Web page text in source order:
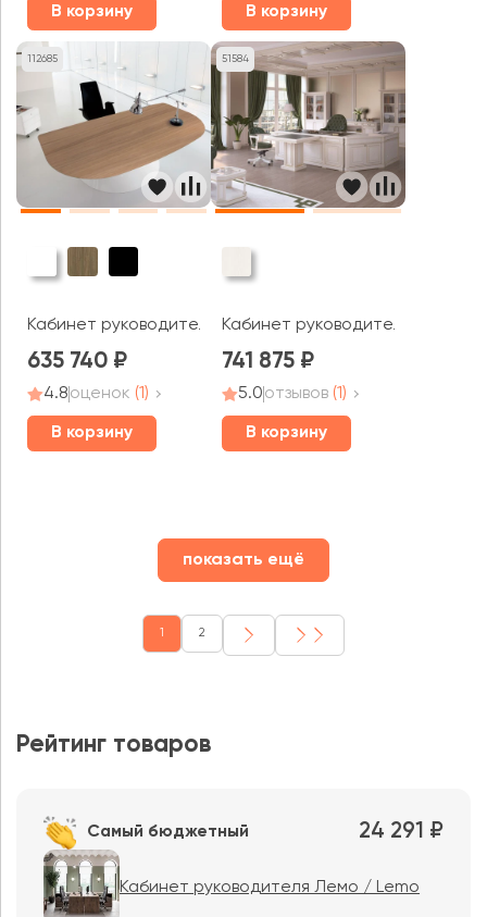
В корзину В корзину
112685
Кабинет руководителя Ola
635 740
4.8оценок (1)
В корзину
51584
Кабинет руководителя Нью
741 875
5.0отзывов (1)
В корзину
показать ещё
1 2
Рейтинг товаров
Самый бюджетный 24 291 ₽
Кабинет руководителя Лемо / Lemo